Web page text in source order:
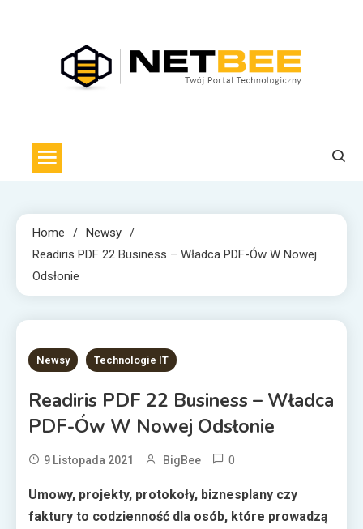
Home
Newsy
Readiris PDF 22 Business – Władca PDF-Ów W Nowej
Odsłonie
2 MINS READ
Newsy Technologie IT
Readiris PDF 22 Business – Władca
PDF-Ów W Nowej Odsłonie
9 Listopada 2021 BigBee 0
Umowy, projekty, protokoły, biznesplany czy
faktury to codzienność dla osób, które prowadzą